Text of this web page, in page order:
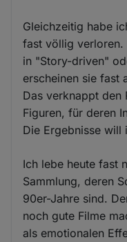
Gleichzeitig habe
fast völlig verloren.
in "Story-driven"
erscheinen sie fast
Das verknappt den
Figuren, für deren
Die Ergebnisse will
Ich lebe heute fast
Sammlung, deren
90er-Jahre sind.
noch gute Filme
als emotionalen